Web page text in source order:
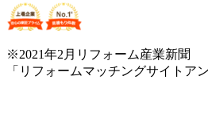
※2021年2月リフォーム産業新聞
「リフォームマッチングサイトア